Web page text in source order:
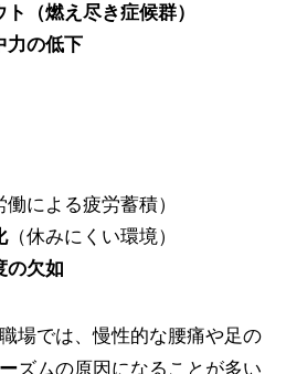
（燃え尽き症候群）
力の低下
働による疲労蓄積）
（休みにくい環境）
の欠如
場では、慢性的な腰痛や足の
ーズムの原因になることが多い